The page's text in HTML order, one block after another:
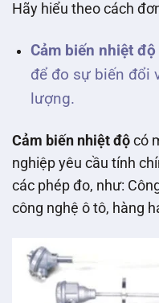
Hãy hiểu theo cách
Cảm biến nhiệt độ
để đo sự biến đổi
lượng.
Cảm biến nhiệt độ có
nghiệp yêu cầu tính
các phép đo, như:
công nghệ ô tô, hàng